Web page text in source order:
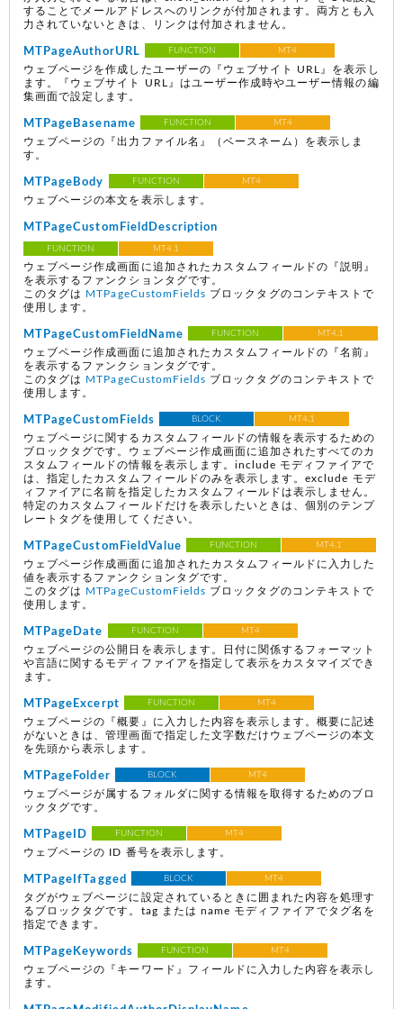
することでメールアドレスへのリンクが付加されます。両方とも入
力されていないときは、リンクは付加されません。
MTPageAuthorURL FUNCTION MT4
ウェブページを作成したユーザーの『ウェブサイト URL』を表示し
ます。『ウェブサイト URL』はユーザー作成時やユーザー情報の編
集画面で設定します。
MTPageBasename FUNCTION MT4
ウェブページの『出力ファイル名』（ベースネーム）を表示しま
す。
MTPageBody FUNCTION MT4
ウェブページの本文を表示します。
MTPageCustomFieldDescription
FUNCTION MT4.1
ウェブページ作成画面に追加されたカスタムフィールドの『説明』
を表示するファンクションタグです。
このタグは
MTPageCustomFields ブロックタグのコンテキストで
使用します。
MTPageCustomFieldName FUNCTION MT4.1
ウェブページ作成画面に追加されたカスタムフィールドの『名前』
を表示するファンクションタグです。
このタグは
MTPageCustomFields ブロックタグのコンテキストで
使用します。
MTPageCustomFields BLOCK MT4.1
ウェブページに関するカスタムフィールドの情報を表示するための
ブロックタグです。ウェブページ作成画面に追加されたすべてのカ
スタムフィールドの情報を表示します。include モディファイアで
は、指定したカスタムフィールドのみを表示します。exclude モデ
ィファイアに名前を指定したカスタムフィールドは表示しません。
特定のカスタムフィールドだけを表示したいときは、個別のテンプ
レートタグを使用してください。
MTPageCustomFieldValue FUNCTION MT4.1
ウェブページ作成画面に追加されたカスタムフィールドに入力した
値を表示するファンクションタグです。
このタグは
MTPageCustomFields ブロックタグのコンテキストで
使用します。
MTPageDate FUNCTION MT4
ウェブページの公開日を表示します。日付に関係するフォーマット
や言語に関するモディファイアを指定して表示をカスタマイズでき
ます。
MTPageExcerpt FUNCTION MT4
ウェブページの『概要』に入力した内容を表示します。概要に記述
がないときは、管理画面で指定した文字数だけウェブページの本文
を先頭から表示します。
MTPageFolder BLOCK MT4
ウェブページが属するフォルダに関する情報を取得するためのブロ
ックタグです。
MTPageID FUNCTION MT4
ウェブページの ID 番号を表示します。
MTPageIfTagged BLOCK MT4
タグがウェブページに設定されているときに囲まれた内容を処理す
るブロックタグです。tag または name モディファイアでタグ名を
指定できます。
MTPageKeywords FUNCTION MT4
ウェブページの『キーワード』フィールドに入力した内容を表示し
ます。